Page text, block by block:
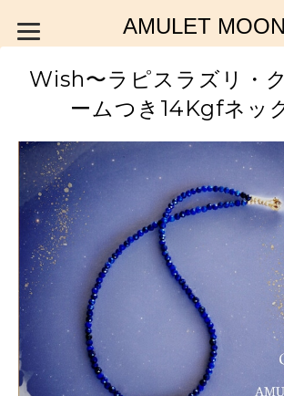
AMULET MOON
Wish〜ラピスラズリ・
ームつき14Kgfネッ